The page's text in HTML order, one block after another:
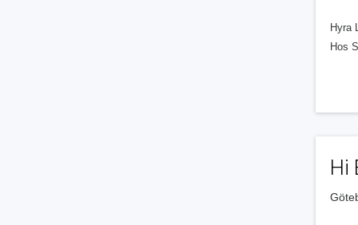
Hyra
Hos
Hi